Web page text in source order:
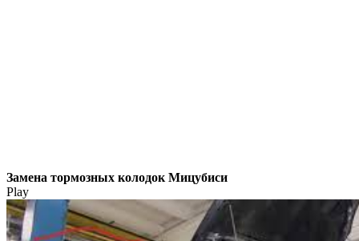
Замена тормозных колодок Мицубиси
Play